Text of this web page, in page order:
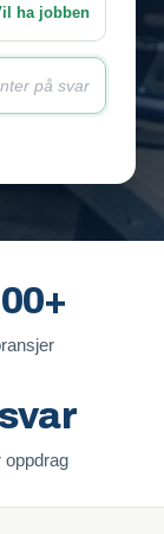
ha jobben
på svar
oppdrag